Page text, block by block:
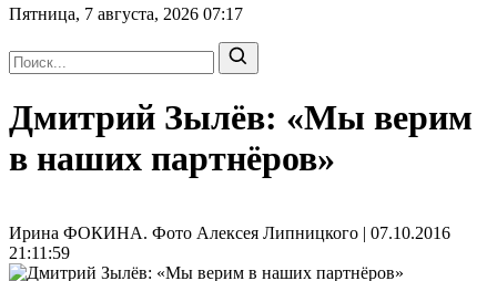
Пятница, 7 августа, 2026 07:17
Дмитрий Зылёв: «Мы верим
в наших партнёров»
Ирина ФОКИНА. Фото Алексея Липницкого | 07.10.2016
21:11:59